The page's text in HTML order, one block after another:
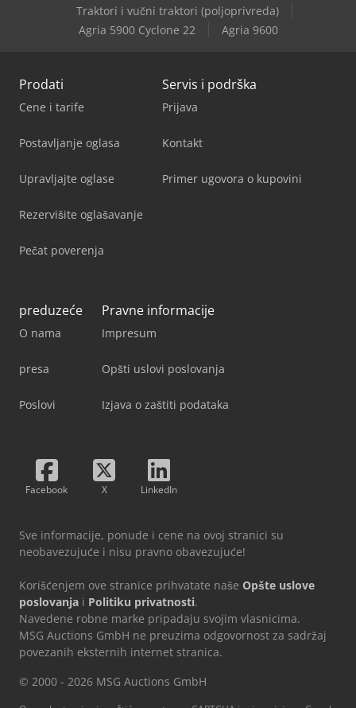
Traktori i vučni traktori (poljoprivreda)
Agria 5900 Cyclone 22
Agria 9600
Prodati
Cene i tarife
Postavljanje oglasa
Upravljajte oglase
Rezervišite oglašavanje
Pečat poverenja
Servis i podrška
Prijava
Kontakt
Primer ugovora o kupovini
preduzeće
O nama
presa
Poslovi
Pravne informacije
Impresum
Opšti uslovi poslovanja
Izjava o zaštiti podataka
Facebook X LinkedIn
Sve informacije, ponude i cene na ovoj stranici su
neobavezujuće i nisu pravno obavezujuće!
Korišćenjem ove stranice prihvatate naše Opšte uslove
poslovanja i Politiku privatnosti.
Navedene robne marke pripadaju svojim vlasnicima.
MSG Auctions GmbH ne preuzima odgovornost za sadržaj
povezanih eksternih internet stranica.
© 2000 - 2026 MSG Auctions GmbH